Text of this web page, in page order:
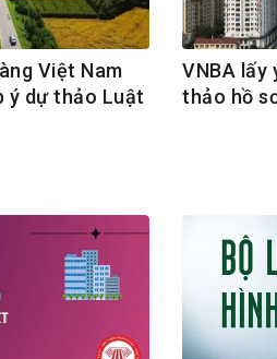
Việt Nam
ý dự thảo Luật
VNBA lấy
thảo hồ